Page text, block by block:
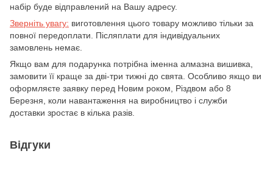
набір буде відправлений на Вашу адресу.
Зверніть увагу: виготовлення цього товару можливо тільки за
повної передоплати. Післяплати для індивідуальних
замовлень немає.
Якщо вам для подарунка потрібна іменна алмазна вишивка,
замовити її краще за дві-три тижні до свята. Особливо якщо ви
оформляєте заявку перед Новим роком, Різдвом або 8
Березня, коли навантаження на виробництво і служби
доставки зростає в кілька разів.
Відгуки